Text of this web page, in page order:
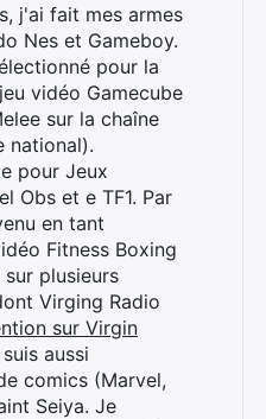
j'ai fait mes armes
Nes et Gameboy.
pour la
vidéo Gamecube
sur la chaîne
national).
pour Jeux
Obs et e TF1. Par
en tant
Fitness Boxing
plusieurs
Virging Radio
sur Virgin
aussi
comics (Marvel,
Seiya. Je